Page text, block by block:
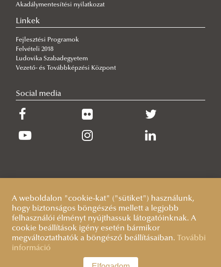
Civil Kisokos
Hirdetmények
Akadálymentesítési nyilatkozat
Linkek
Fejlesztési Programok
Felvételi 2018
Ludovika Szabadegyetem
Vezető- és Továbbképzési Központ
Social media
A weboldalon "cookie-kat" ("sütiket") használunk,
hogy biztonságos böngészés mellett a legjobb
felhasználói élményt nyújthassuk látogatóinknak. A
cookie beállítások igény esetén bármikor
megváltoztathatók a böngésző beállításaiban.
További
információ